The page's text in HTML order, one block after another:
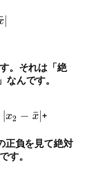
|
。それは 「絶
なんです。
|x2 − x
¯ +
正負を見て絶対
す。